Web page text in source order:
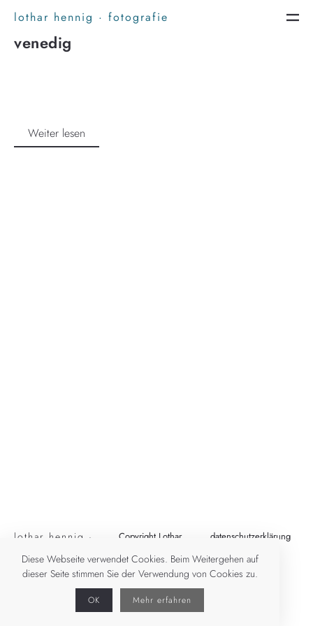
lothar hennig · fotografie
venedig
Weiter lesen
lothar hennig ·
Copyright Lothar
datenschutzerklärung
Diese Webseite verwendet Cookies. Beim Weitergehen auf
dieser Seite stimmen Sie der Verwendung von Cookies zu.
OK Mehr erfahren